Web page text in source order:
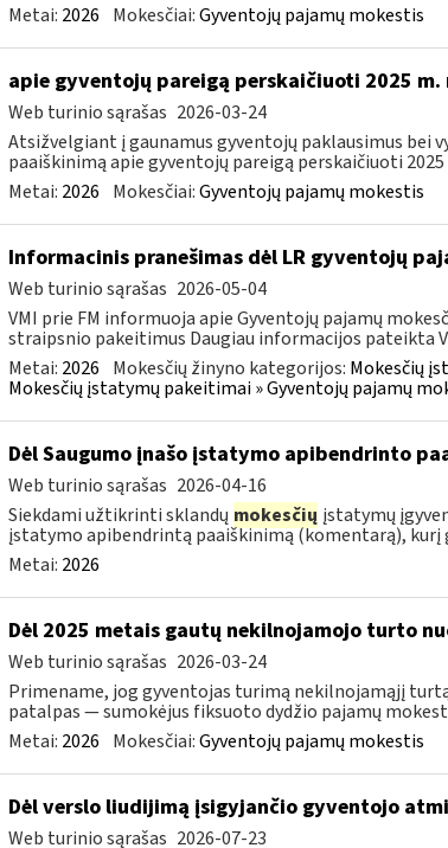
Metai: 2026 Mokesčiai:Gyventojų pajamų mokestis
apie gyventojų pareigą perskaičiuoti 2025
Web turinio sąrašas 2026-03-24
Atsižvelgiant į gaunamus gyventojų paklausimus bei
paaiškinimą apie gyventojų pareigą perskaičiuoti
Metai: 2026 Mokesčiai:Gyventojų pajamų mokestis
Informacinis pranešimas dėl LR gyventojų
Web turinio sąrašas 2026-05-04
VMI prie FM informuoja apie Gyventojų pajamų
straipsnio pakeitimus Daugiau informacijos pateikta
Metai: 2026 Mokesčių žinyno kategorijos: Mokesčių
Mokesčių įstatymų pakeitimai » Gyventojų pajamų
Dėl Saugumo įnašo įstatymo apibendrinto
Web turinio sąrašas 2026-04-16
Siekdami užtikrinti sklandų mokesčių įstatymų
įstatymo apibendrintą paaiškinimą (komentarą), kurį
Metai: 2026
Dėl 2025 metais gautų nekilnojamojo turto
Web turinio sąrašas 2026-03-24
Primename, jog gyventojas turimą nekilnojamąjį
patalpas — sumokėjus fiksuoto dydžio pajamų
Metai: 2026 Mokesčiai:Gyventojų pajamų mokestis
Dėl verslo liudijimą įsigyjančio gyventojo
Web turinio sąrašas 2026-07-23